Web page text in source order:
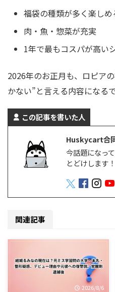
福袋の種類が多く楽しめ
肉・魚・惣菜が充実
1年で最もコスパが高い
2026年のお正月も、ロピア
かない”と言える内容になる
この記事を書いた人
Huskycart合
今話題になっ
とどけします！
関連記事
2026/8/6